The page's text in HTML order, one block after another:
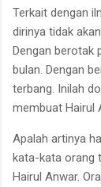
Terkait dengan
dirinya tidak
Dengan berotak
bulan. Dengan
terbang. Inilah
membuat Hairul
Apalah artinya
kata-kata orang
Hairul Anwar.